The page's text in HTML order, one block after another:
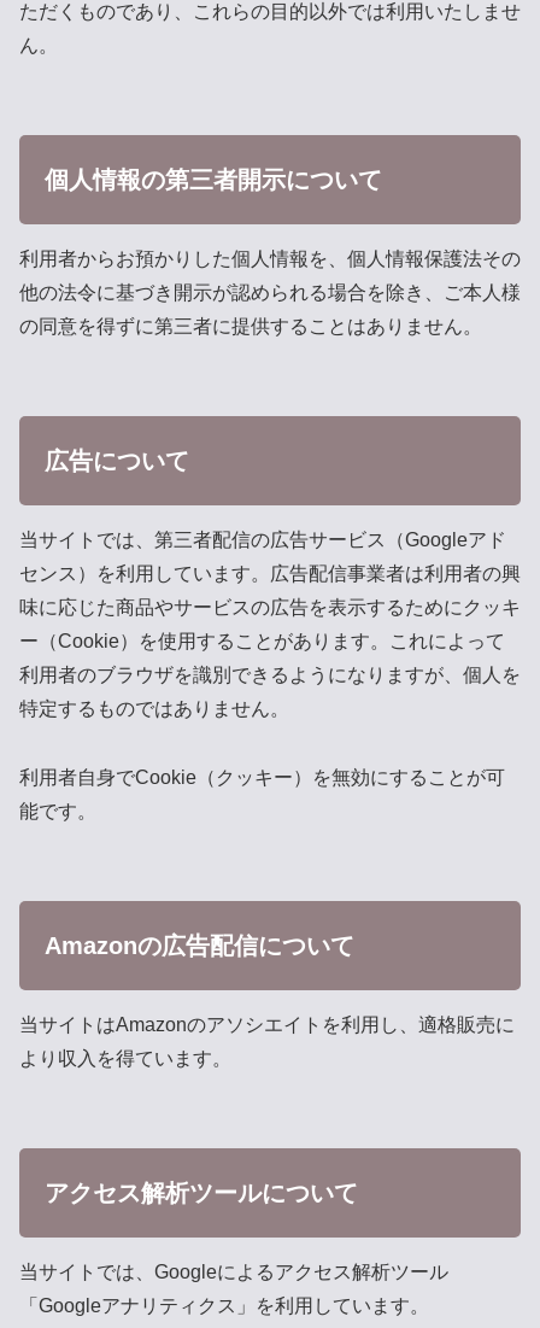
ただくものであり、これらの目的以外では利用いたしませ
ん。
個人情報の第三者開示について
利用者からお預かりした個人情報を、個人情報保護法その
他の法令に基づき開示が認められる場合を除き、ご本人様
の同意を得ずに第三者に提供することはありません。
広告について
当サイトでは、第三者配信の広告サービス（Googleアド
センス）を利用しています。広告配信事業者は利用者の興
味に応じた商品やサービスの広告を表示するためにクッキ
ー（Cookie）を使用することがあります。これによって
利用者のブラウザを識別できるようになりますが、個人を
特定するものではありません。
利用者自身でCookie（クッキー）を無効にすることが可
能です。
Amazonの広告配信について
当サイトはAmazonのアソシエイトを利用し、適格販売に
より収入を得ています。
アクセス解析ツールについて
当サイトでは、Googleによるアクセス解析ツール
「Googleアナリティクス」を利用しています。